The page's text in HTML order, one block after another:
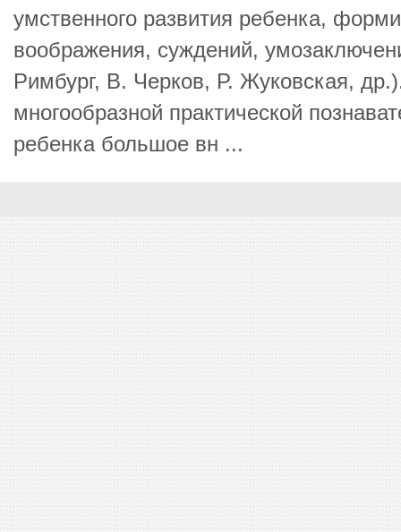
умственного развития ребенка,
воображения, суждений,
Римбург, В. Черков, Р. Жуковская,
многообразной практической
ребенка большое вн ...